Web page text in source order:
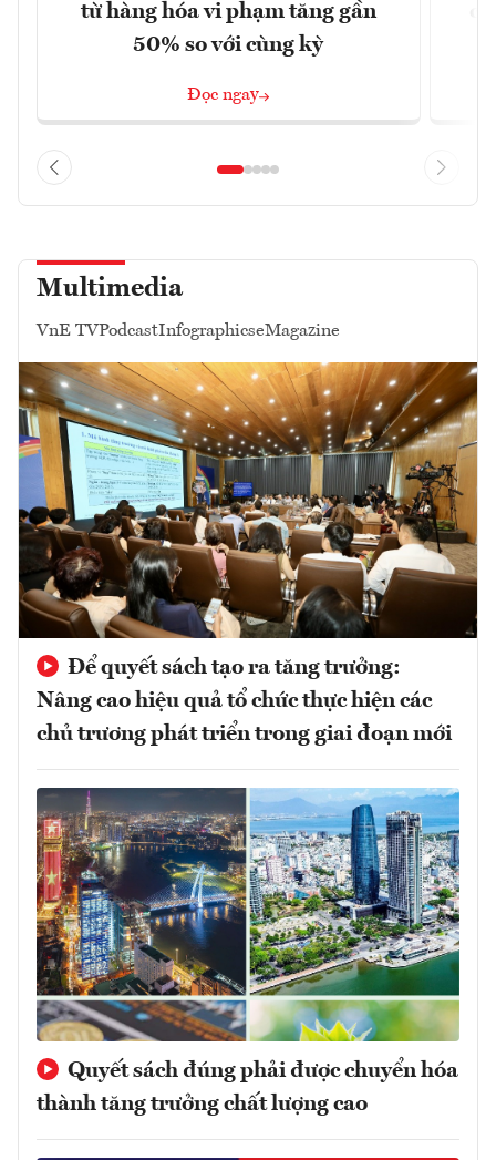
từ hàng hóa vi phạm tăng gần
50% so với cùng kỳ
Đọc ngay
Multimedia
VnE TVPodcastInfographicseMagazine
Để quyết sách tạo ra tăng trưởng:
Nâng cao hiệu quả tổ chức thực hiện các
chủ trương phát triển trong giai đoạn mới
Quyết sách đúng phải được chuyển hóa
thành tăng trưởng chất lượng cao